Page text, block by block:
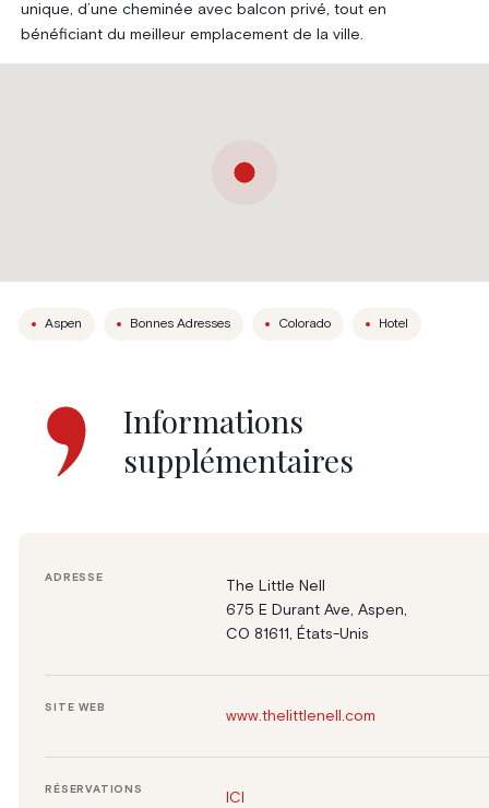
unique, d’une cheminée avec balcon privé, tout en
bénéficiant du meilleur emplacement de la ville.
Aspen Bonnes Adresses Colorado Hotel
Informations
supplémentaires
ADRESSE
The Little Nell
675 E Durant Ave, Aspen,
CO 81611, États-Unis
SITE WEB
www.thelittlenell.com
RÉSERVATIONS
ICI